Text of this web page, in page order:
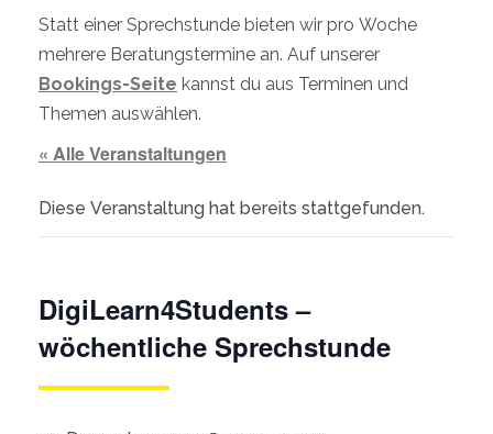
Statt einer Sprechstunde bieten wir pro Woche
mehrere Beratungstermine an. Auf unserer
Bookings-Seite kannst du aus Terminen und
Themen auswählen.
« Alle Veranstaltungen
Diese Veranstaltung hat bereits stattgefunden.
DigiLearn4Students –
wöchentliche Sprechstunde